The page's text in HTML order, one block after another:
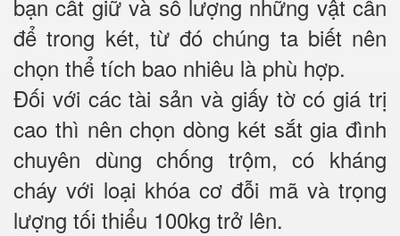
bạn cất giữ và số lượng những vật cần
để trong két, từ đó chúng ta biết nên
chọn thể tích bao nhiêu là phù hợp.
Đối với các tài sản và giấy tờ có giá trị
cao thì nên chọn dòng két sắt gia đình
chuyên dùng chống trộm, có kháng
cháy với loại khóa cơ đỗi mã và trọng
lượng tối thiểu 100kg trở lên.